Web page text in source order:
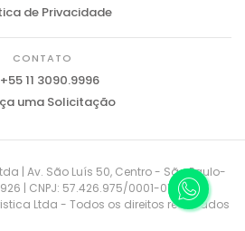
de Privacidade
CONTATO
+55 11 3090.9996
uma Solicitação
| Av. São Luís 50, Centro - São Paulo-
| CNPJ: 57.426.975/0001-01
Ltda - Todos os direitos reservados